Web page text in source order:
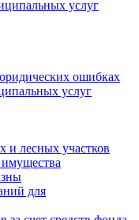
услуг
ошибках
услуг
и лесных участков
для